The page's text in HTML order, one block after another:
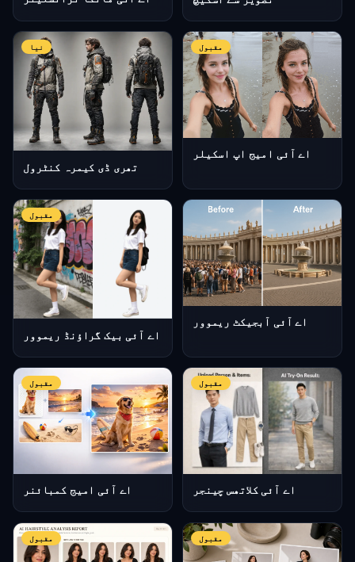
نیا
تھری ڈی کیمرہ کنٹرول
مقبول
اے آئی امیج اپ اسکیلر
مقبول
اے آئی بیک گراؤنڈ ریموور
اے آئی آبجیکٹ ریموور
مقبول
اے آئی امیج کمبائنر
مقبول
اے آئی کلاتھس چینجر
مقبول مقبول